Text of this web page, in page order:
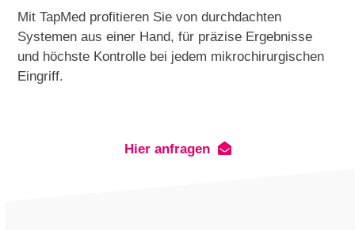
Mit TapMed profitieren Sie von durchdachten
Systemen aus einer Hand, für präzise Ergebnisse
und höchste Kontrolle bei jedem mikrochirurgischen
Eingriff.
Hier anfragen